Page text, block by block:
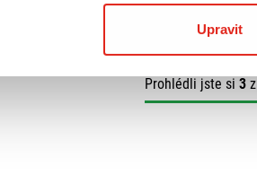
Upravit
Prohlédli jste si 3z